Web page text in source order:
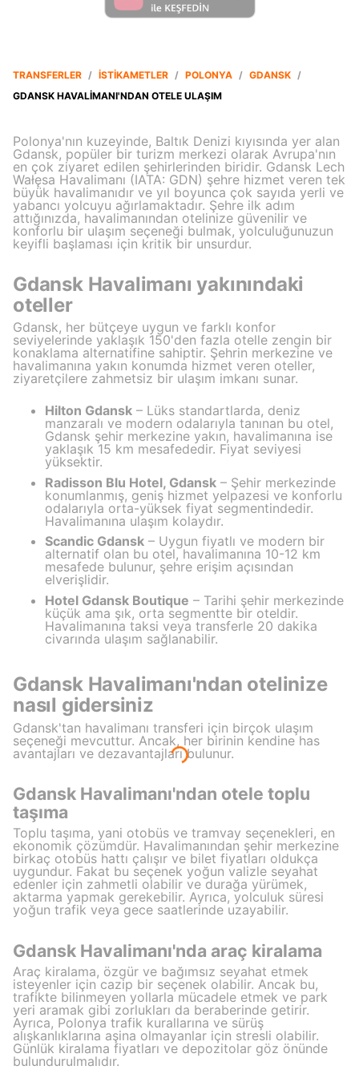
TRANSFERLER / İSTIKAMETLER / POLONYA / GDANSK /
GDANSK HAVALIMANI'NDAN OTELE ULAŞIM
Polonya'nın kuzeyinde, Baltık Denizi kıyısında yer alan
Gdansk, popüler bir turizm merkezi olarak Avrupa'nın
en çok ziyaret edilen şehirlerinden biridir. Gdansk Lech
Wałęsa Havalimanı (IATA: GDN) şehre hizmet veren tek
büyük havalimanıdır ve yıl boyunca çok sayıda yerli ve
yabancı yolcuyu ağırlamaktadır. Şehre ilk adım
attığınızda, havalimanından otelinize güvenilir ve
konforlu bir ulaşım seçeneği bulmak, yolculuğunuzun
keyifli başlaması için kritik bir unsurdur.
Gdansk Havalimanı yakınındaki
oteller
Gdansk, her bütçeye uygun ve farklı konfor
seviyelerinde yaklaşık 150'den fazla otelle zengin bir
konaklama alternatifine sahiptir. Şehrin merkezine ve
havalimanına yakın konumda hizmet veren oteller,
ziyaretçilere zahmetsiz bir ulaşım imkanı sunar.
Hilton Gdansk – Lüks standartlarda, deniz
manzaralı ve modern odalarıyla tanınan bu otel,
Gdansk şehir merkezine yakın, havalimanına ise
yaklaşık 15 km mesafededir. Fiyat seviyesi
yüksektir.
Radisson Blu Hotel, Gdansk – Şehir merkezinde
konumlanmış, geniş hizmet yelpazesi ve konforlu
odalarıyla orta-yüksek fiyat segmentindedir.
Havalimanına ulaşım kolaydır.
Scandic Gdansk – Uygun fiyatlı ve modern bir
alternatif olan bu otel, havalimanına 10-12 km
mesafede bulunur, şehre erişim açısından
elverişlidir.
Hotel Gdansk Boutique – Tarihi şehir merkezinde
küçük ama şık, orta segmentte bir oteldir.
Havalimanına taksi veya transferle 20 dakika
civarında ulaşım sağlanabilir.
Gdansk Havalimanı'ndan otelinize
nasıl gidersiniz
Gdansk'tan havalimanı transferi için birçok ulaşım
seçeneği mevcuttur. Ancak, her birinin kendine has
avantajları ve dezavantajları bulunur.
Gdansk Havalimanı'ndan otele toplu
taşıma
Toplu taşıma, yani otobüs ve tramvay seçenekleri, en
ekonomik çözümdür. Havalimanından şehir merkezine
birkaç otobüs hattı çalışır ve bilet fiyatları oldukça
uygundur. Fakat bu seçenek yoğun valizle seyahat
edenler için zahmetli olabilir ve durağa yürümek,
aktarma yapmak gerekebilir. Ayrıca, yolculuk süresi
yoğun trafik veya gece saatlerinde uzayabilir.
Gdansk Havalimanı'nda araç kiralama
Araç kiralama, özgür ve bağımsız seyahat etmek
isteyenler için cazip bir seçenek olabilir. Ancak bu,
trafikte bilinmeyen yollarla mücadele etmek ve park
yeri aramak gibi zorlukları da beraberinde getirir.
Ayrıca, Polonya trafik kurallarına ve sürüş
alışkanlıklarına aşina olmayanlar için stresli olabilir.
Günlük kiralama fiyatları ve depozitolar göz önünde
bulundurulmalıdır.